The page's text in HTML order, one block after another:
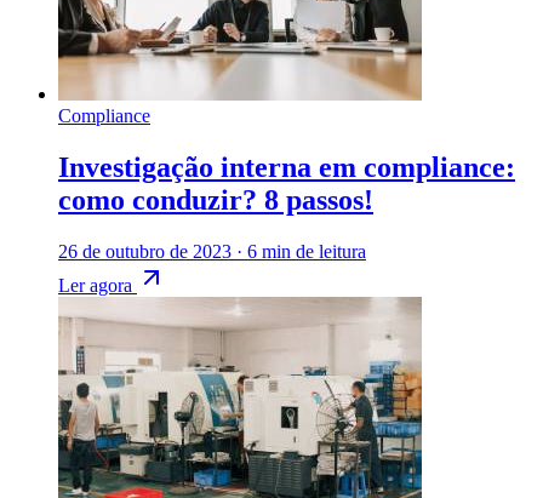
Compliance
Investigação interna em compliance:
como conduzir? 8 passos!
26 de outubro de 2023 · 6 min de leitura
Ler agora